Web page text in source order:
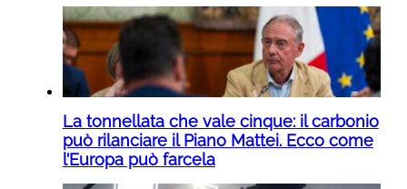
La tonnellata che vale cinque: il carbonio
può rilanciare il Piano Mattei. Ecco come
l’Europa può farcela